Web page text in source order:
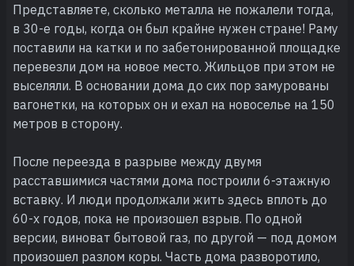
Представляете, сколько металла не пожалели тогда,
в 30-е годы, когда он был крайне нужен стране! Раму
поставили на катки и по забетонированной площадке
перевезли дом на новое место. Жильцов при этом не
выселяли. В основании дома до сих пор замурованы
вагонетки, на которых он и ехал на новоселье на 150
метров в сторону.
После переезда в разрыве между двумя
расставшимися частями дома построили 6-этажную
вставку. И люди продолжали жить здесь вплоть до
60-х годов, пока не произошел взрыв. По одной
версии, виноват бытовой газ, по другой — под домом
произошел разлом коры. Часть дома разворотило,